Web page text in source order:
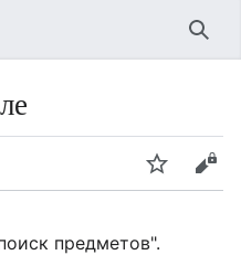
Следить
предметов".